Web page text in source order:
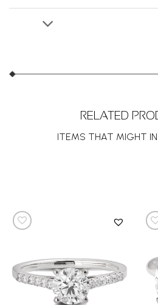
RELATED
ITEMS THAT MIGHT